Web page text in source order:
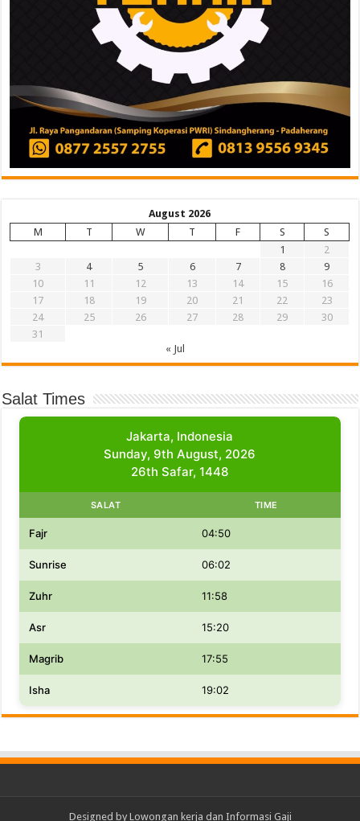
August 2026
M
T W T F S
S
1
2
3
4 5 6 7 8
9
10
11 12 13 14 15
16
17
18 19 20 21 22
23
24
25 26 27 28 29
30
31
« Jul
Salat Times
Jakarta, Indonesia
Sunday, 9th August, 2026
26th Safar, 1448
SALAT TIME
Fajr 04:50
Sunrise 06:02
Zuhr 11:58
Asr 15:20
Magrib 17:55
Isha 19:02
Designed by Lowongan kerja dan Informasi Gaji